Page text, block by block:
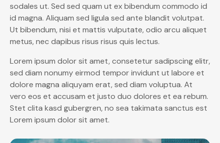
sodales ut. Sed sed quam ut ex bibendum commodo id
id magna. Aliquam sed ligula sed ante blandit volutpat.
Ut bibendum, nisi et mattis vulputate, odio arcu aliquet
metus, nec dapibus risus risus quis lectus.
Lorem ipsum dolor sit amet, consetetur sadipscing elitr,
sed diam nonumy eirmod tempor invidunt ut labore et
dolore magna aliquyam erat, sed diam voluptua. At
vero eos et accusam et justo duo dolores et ea rebum.
Stet clita kasd gubergren, no sea takimata sanctus est
Lorem ipsum dolor sit amet.